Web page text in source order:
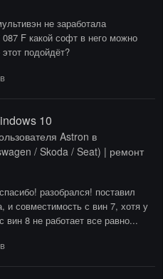
не заработала
F какой софт в него можно
подойдёт?
10
Astron в
/ Skoda / Seat) | ремонт
разобрался! поставил
и совместимость с вин 7, хотя у
8 не работает все равно...